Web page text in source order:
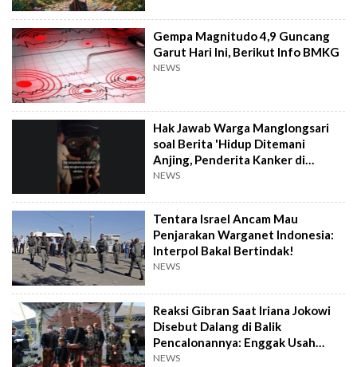
Gempa Magnitudo 4,9 Guncang
Garut Hari Ini, Berikut Info BMKG
NEWS
Hak Jawab Warga Manglongsari
soal Berita 'Hidup Ditemani
Anjing, Penderita Kanker di
Wonosobo Diamuk Warga'
NEWS
Tentara Israel Ancam Mau
Penjarakan Warganet Indonesia:
Interpol Bakal Bertindak!
NEWS
Reaksi Gibran Saat Iriana Jokowi
Disebut Dalang di Balik
Pencalonannya: Enggak Usah
Dibesar-besarkan
NEWS